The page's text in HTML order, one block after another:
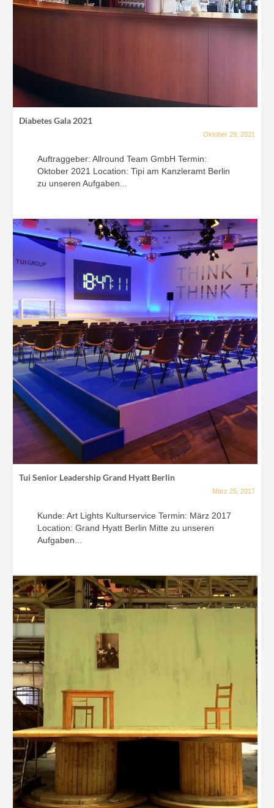
Diabetes Gala 2021
Oktober 29, 2021
Auftraggeber: Allround Team GmbH Termin:
Oktober 2021 Location: Tipi am Kanzleramt Berlin
zu unseren Aufgaben...
Tui Senior Leadership Grand Hyatt Berlin
März 25, 2017
Kunde: Art Lights Kulturservice Termin: März 2017
Location: Grand Hyatt Berlin Mitte zu unseren
Aufgaben...